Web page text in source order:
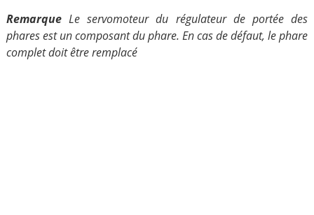
RemarqueLe servomoteur du régulateur de portée des
phares est un composant du phare. En cas de défaut, le phare
complet doit être remplacé